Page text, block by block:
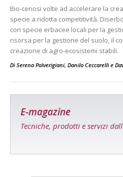
Bio-cenosi volte ad accelerare la
specie a ridotta competitività.
con specie erbacee locali per la
risorsa per la gestione del suolo, il
creazione di agro-ecosistemi stabili.
Di Serena Polverigiani, Danilo Ceccarelli e
E-magazine
Tecniche, prodotti e servizi